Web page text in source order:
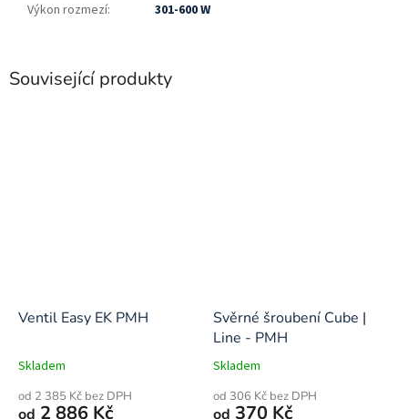
Související produkty
Ventil Easy EK PMH
Skladem
od 2 385 Kč bez DPH
od 2 886 Kč
Svěrné šroubení Cube |
Line - PMH
Skladem
od 306 Kč bez DPH
od 370 Kč
Výkon rozmezí: 301-600 W